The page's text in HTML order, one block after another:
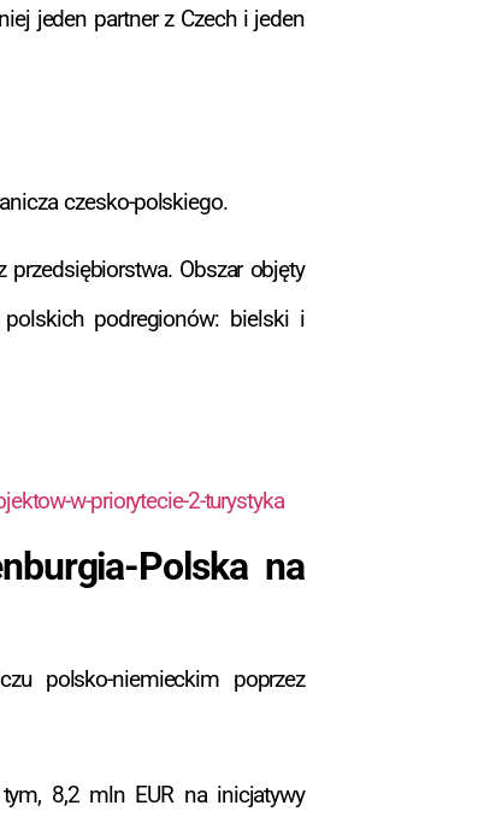
jeden partner z Czech i jeden
czesko-polskiego.
Obszar objęty
polskich podregionów: bielski i
w-priorytecie-2-turystyka
Polska na
polsko-niemieckim poprzez
8,2 mln EUR na inicjatywy